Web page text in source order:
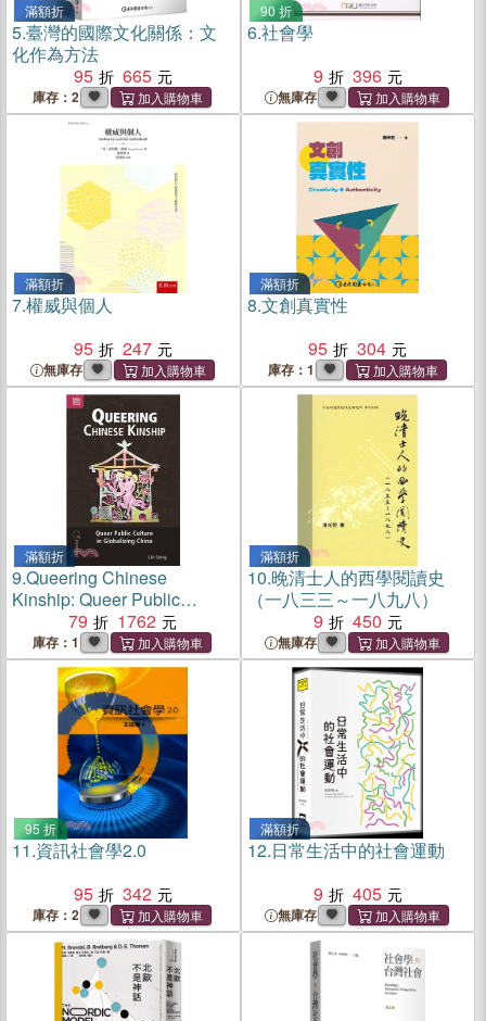
滿額折
5.臺灣的國際文化關係：文
化作為方法
95
665
庫存：2
90 折
6.社會學
9
396
無庫存
滿額折
7.權威與個人
95
247
無庫存
滿額折
8.文創真實性
95
304
庫存：1
滿額折
9.Queering Chinese
Kinship: Queer Public
Culture in Globalizing China
79 1762
庫存：1
滿額折
10.晚清士人的西學閱讀史
（一八三三～一八九八）
9
450
無庫存
95 折
11.資訊社會學2.0
95
342
庫存：2
滿額折
12.日常生活中的社會運動
9
405
無庫存